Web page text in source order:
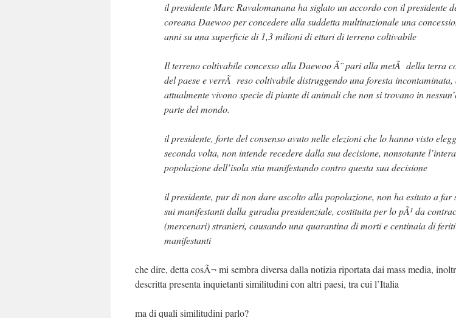
il presidente Marc Ravalomanana ha siglato un accordo con il presidente
coreana Daewoo per concedere alla suddetta multinazionale una
anni su una superficie di 1,3 milioni di ettari di terreno coltivabile
Il terreno coltivabile concesso alla Daewoo Ã¨ pari alla metÃ della terra
del paese e verrÃ reso coltivabile distruggendo una foresta incontaminata,
attualmente vivono specie di piante di animali che non si trovano in
parte del mondo.
il presidente, forte del consenso avuto nelle elezioni che lo hanno visto
seconda volta, non intende recedere dalla sua decisione, nonsotante l’intera
popolazione dell’isola stia manifestando contro questa sua decisione
il presidente, pur di non dare ascolto alla popolazione, non ha esitato a far
sui manifestanti dalla guradia presidenziale, costituita per lo pÃ¹ da
(mercenari) stranieri, causando una quarantina di morti e centinaia di
manifestanti
che dire, detta cosÃ¬ mi sembra diversa dalla notizia riportata dai mass media,
descritta presenta inquietanti similitudini con altri paesi, tra cui l’Italia
ma di quali similitudini parlo?